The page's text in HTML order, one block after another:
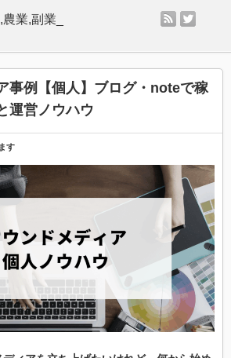
業,副業_
rss
事例【個人】ブログ・noteで稼
運営ノウハウ
す